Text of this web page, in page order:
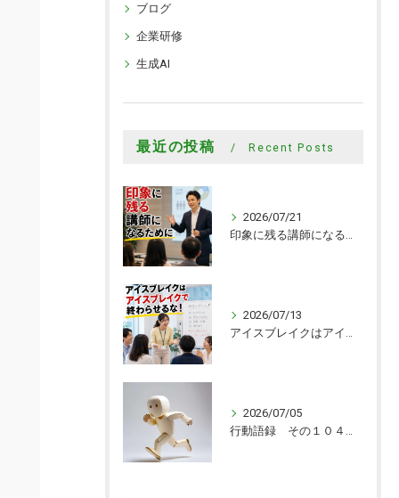
ブログ
企業研修
生成AI
最近の投稿 Recent Posts
2026/07/21
2026/07/13
2026/07/05